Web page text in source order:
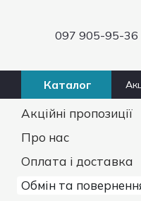
097 905-95-36
Каталог
Акційні пропозиції
Про нас
Оплата і доставка
Обмін та